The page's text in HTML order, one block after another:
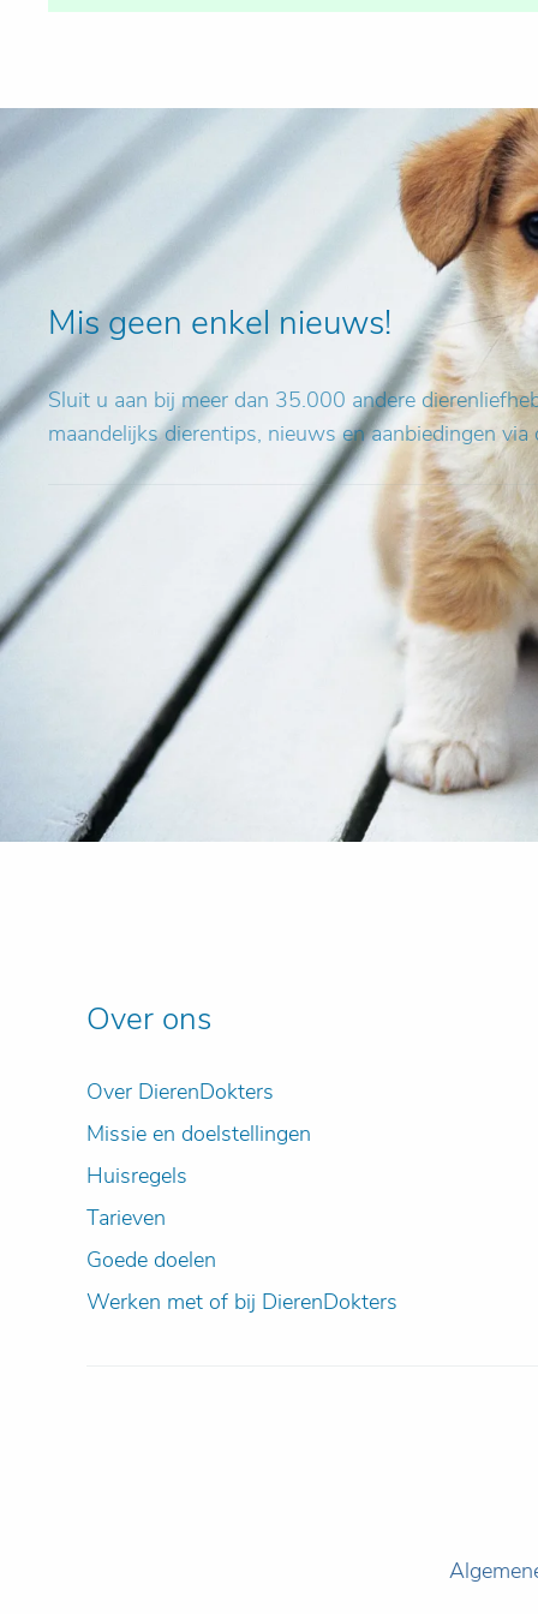
Mis geen enkel nieuws!
Sluit u aan bij meer dan 35.000 andere
maandelijks dierentips, nieuws en aanbiedingen via
Over ons
Over DierenDokters
Missie en doelstellingen
Huisregels
Tarieven
Goede doelen
Werken met of bij DierenDokters